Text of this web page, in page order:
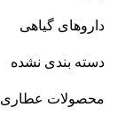
داروهای گیاهی
دسته بندی نشده
محصولات عطاری